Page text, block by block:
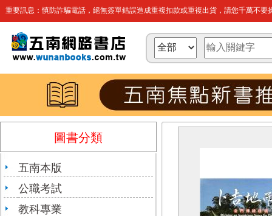
重要訊息：慎防詐騙電話，絕無簽單錯誤造成重複扣款或重複出貨，請您千萬不要
圖書分類
五南本版
公職考試
教科專業